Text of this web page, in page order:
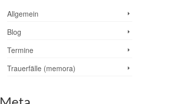
Allgemein
Blog
Termine
Trauerfälle (memora)